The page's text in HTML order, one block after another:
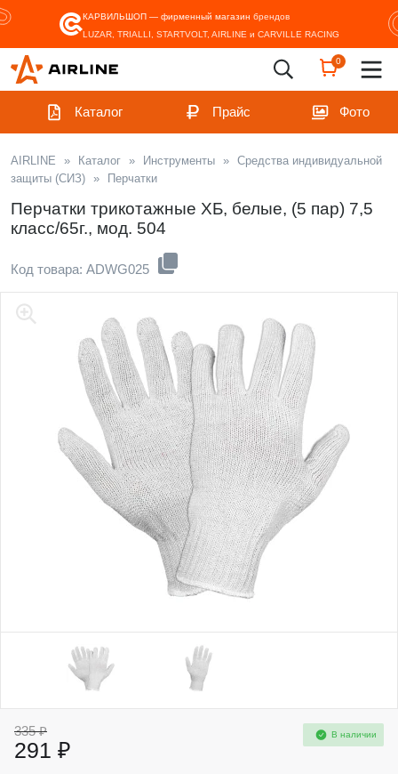
КАРВИЛЬШОП — фирменный магазин брендов
LUZAR, TRIALLI, STARTVOLT, AIRLINE и CARVILLE RACING
0
Каталог Прайс Фото
AIRLINE » Каталог » Инструменты » Средства индивидуальной
защиты (СИЗ) » Перчатки
Перчатки трикотажные ХБ, белые, (5 пар) 7,5
класс/65г., мод. 504
Код товара: ADWG025
335 ₽
291 ₽
В наличии